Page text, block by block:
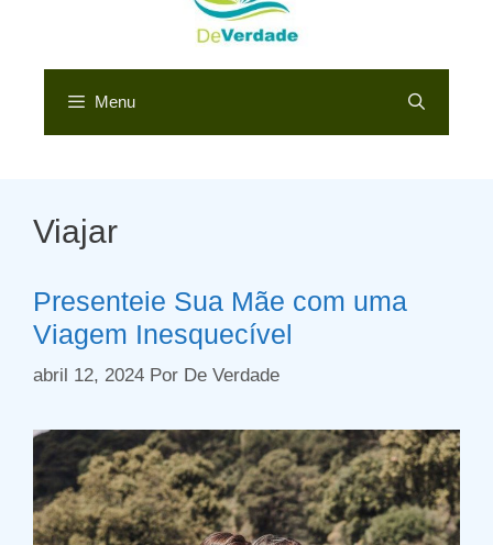
Menu
Viajar
Presenteie Sua Mãe com uma
Viagem Inesquecível
abril 12, 2024 Por De Verdade